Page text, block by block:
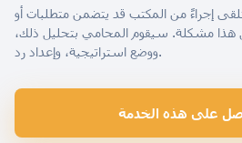
إجراءً من المكتب قد يتضمن متطلبات أو
هذا مشكلة. سيقوم المحامي بتحليل ذلك،
ووضع استراتيجية، وإعداد رد.
على هذه الخدمة